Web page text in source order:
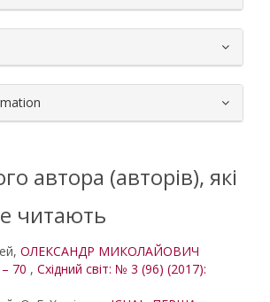
автора (авторів), які
читають
ОЛЕКСАНДР МИКОЛАЙОВИЧ
70 , Східний світ: № 3 (96) (2017):